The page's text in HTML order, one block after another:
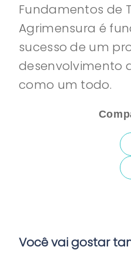
Fundamentos de
Agrimensura é
sucesso de um
desenvolvimento
como um todo.
Você vai gostar